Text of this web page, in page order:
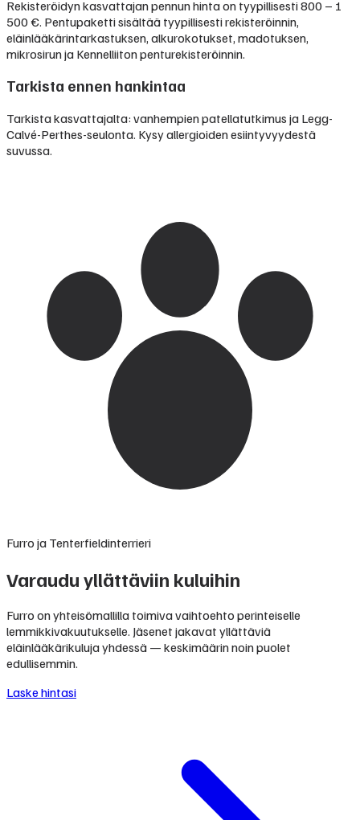
Rekisteröidyn kasvattajan pennun hinta on tyypillisesti800 – 1
500 €. Pentupaketti sisältää tyypillisesti rekisteröinnin,
eläinlääkärintarkastuksen, alkurokotukset, madotuksen,
mikrosirun ja Kennelliiton penturekisteröinnin.
Tarkista ennen hankintaa
Tarkista kasvattajalta: vanhempien patellatutkimus ja Legg-
Calvé-Perthes-seulonta. Kysy allergioiden esiintyvyydestä
suvussa.
Furro ja Tenterfieldinterrieri
Varaudu yllättäviin kuluihin
Furro on yhteisömallilla toimiva vaihtoehto perinteiselle
lemmikkivakuutukselle. Jäsenet jakavat yllättäviä
eläinlääkärikuluja yhdessä — keskimäärin noin puolet
edullisemmin.
Laske hintasi